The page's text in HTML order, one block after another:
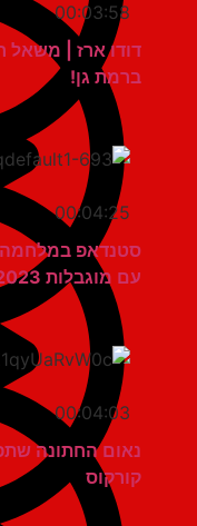
00:03:58
דודו ארז | משאל רחוב
ברמת גן!
00:04:25
סטנדאפ במלחמה וחודש
עם מוגבלות 2023 – לינק 20
00:04:03
נאום החתונה שתפס את
קורקוס